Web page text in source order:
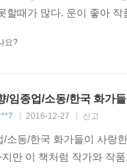
할때가 많다. 운이 좋아
요?
/임종업/소동/한국 화가
2016-12-27 신고
/소동/한국 화가들이 사랑
만 이 책처럼 작가와 작